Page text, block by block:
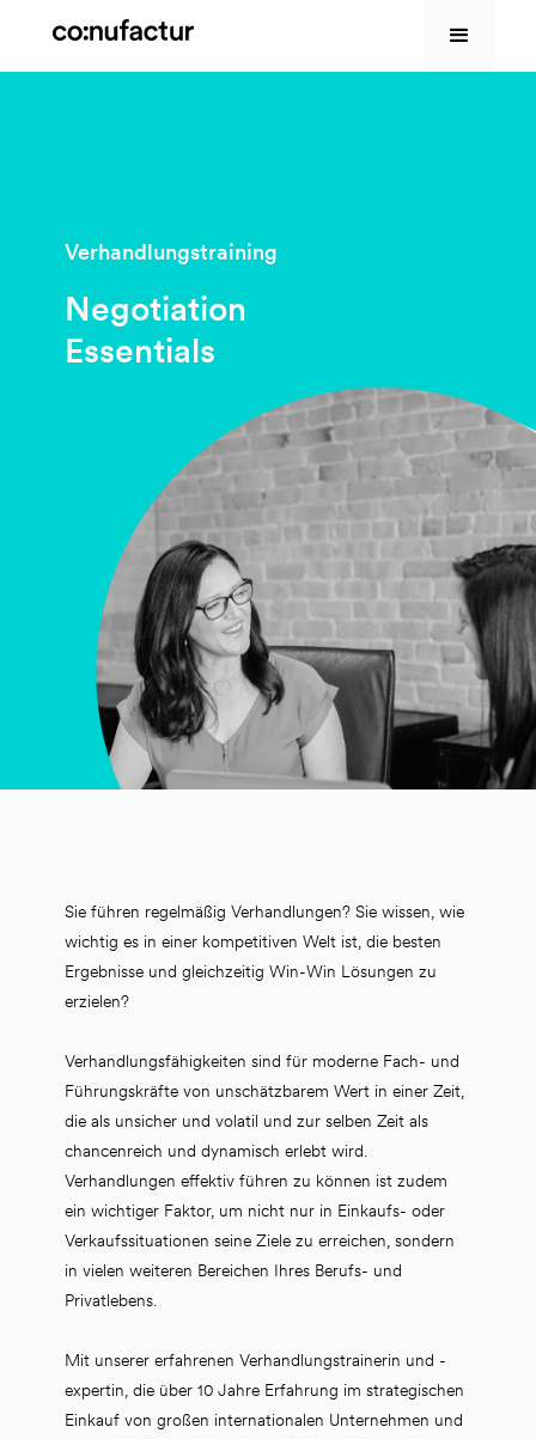
Verhandlungstraining
Negotiation
Essentials
Sie führen regelmäßig Verhandlungen? Sie wissen, wie
wichtig es in einer kompetitiven Welt ist, die besten
Ergebnisse und gleichzeitig Win-Win Lösungen zu
erzielen?
Verhandlungsfähigkeiten sind für moderne Fach- und
Führungskräfte von unschätzbarem Wert in einer Zeit,
die als unsicher und volatil und zur selben Zeit als
chancenreich und dynamisch erlebt wird.
Verhandlungen effektiv führen zu können ist zudem
ein wichtiger Faktor, um nicht nur in Einkaufs- oder
Verkaufssituationen seine Ziele zu erreichen, sondern
in vielen weiteren Bereichen Ihres Berufs- und
Privatlebens.
Mit unserer erfahrenen Verhandlungstrainerin und -
expertin, die über 10 Jahre Erfahrung im strategischen
Einkauf von großen internationalen Unternehmen und